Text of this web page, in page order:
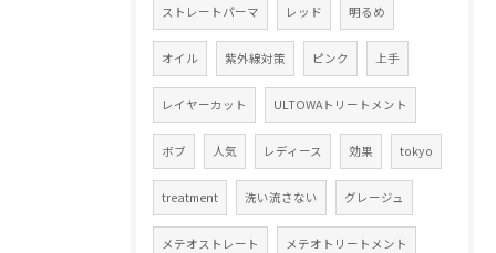
ストレートパーマ レッド 明るめ
オイル 紫外線対策 ピンク 上手
レイヤーカット ULTOWAトリートメント
ボブ 人気 レディース 効果 tokyo
treatment 洗い流さない グレージュ
メテオストレート メテオトリートメント